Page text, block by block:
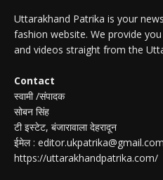
Uttarakhand Patrika is your
fashion website. We provide
and videos straight from the
Contact
स्वामी /संपादक
सोबन सिंह
टी इस्टेट, बंजारावाला देहरादून
ईमेल : editor.ukpatrika@gmail.com
https://uttarakhandpatrika.com/